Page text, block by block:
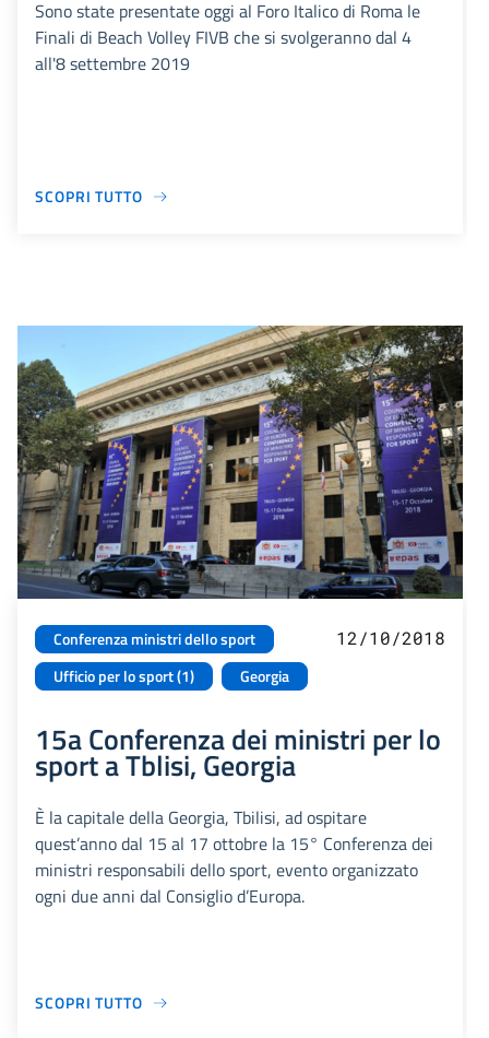
Sono state presentate oggi al Foro Italico di Roma le
Finali di Beach Volley FIVB che si svolgeranno dal 4
all'8 settembre 2019
SCOPRI TUTTO
Conferenza ministri dello sport
Ufficio per lo sport (1)
Georgia
12/10/2018
15a Conferenza dei ministri per lo
sport a Tblisi, Georgia
È la capitale della Georgia, Tbilisi, ad ospitare
quest’anno dal 15 al 17 ottobre la 15° Conferenza dei
ministri responsabili dello sport, evento organizzato
ogni due anni dal Consiglio d’Europa.
SCOPRI TUTTO